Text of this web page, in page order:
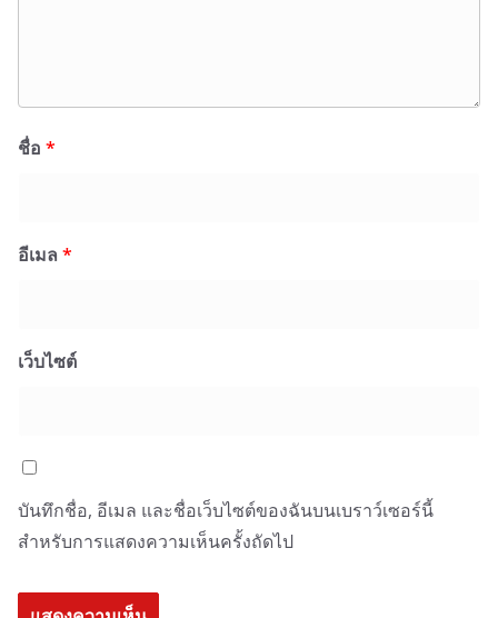
ชื่อ *
อีเมล *
เว็บไซต์
บันทึกชื่อ, อีเมล และชื่อเว็บไซต์ของฉันบนเบราว์เซอร์นี้
สำหรับการแสดงความเห็นครั้งถัดไป